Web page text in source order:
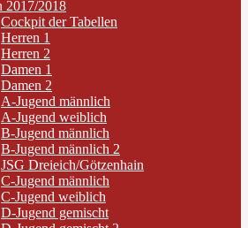
2017/2018
Cockpit der Tabellen
Herren 1
Herren 2
Damen 1
Damen 2
A-Jugend männlich
A-Jugend weiblich
B-Jugend männlich
B-Jugend männlich 2
JSG Dreieich/Götzenhain
C-Jugend männlich
C-Jugend weiblich
D-Jugend gemischt